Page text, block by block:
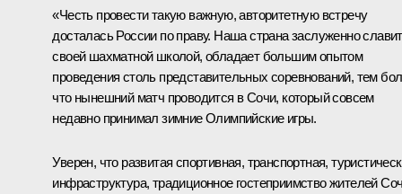
«Честь провести такую важную, авторитетную встречу
досталась России по праву. Наша страна заслуженно
своей шахматной школой, обладает большим опытом
проведения столь представительных соревнований, тем
что нынешний матч проводится в Сочи, который совсем
недавно принимал зимние Олимпийские игры.
Уверен, что развитая спортивная, транспортная,
инфраструктура, традиционное гостеприимство жителей